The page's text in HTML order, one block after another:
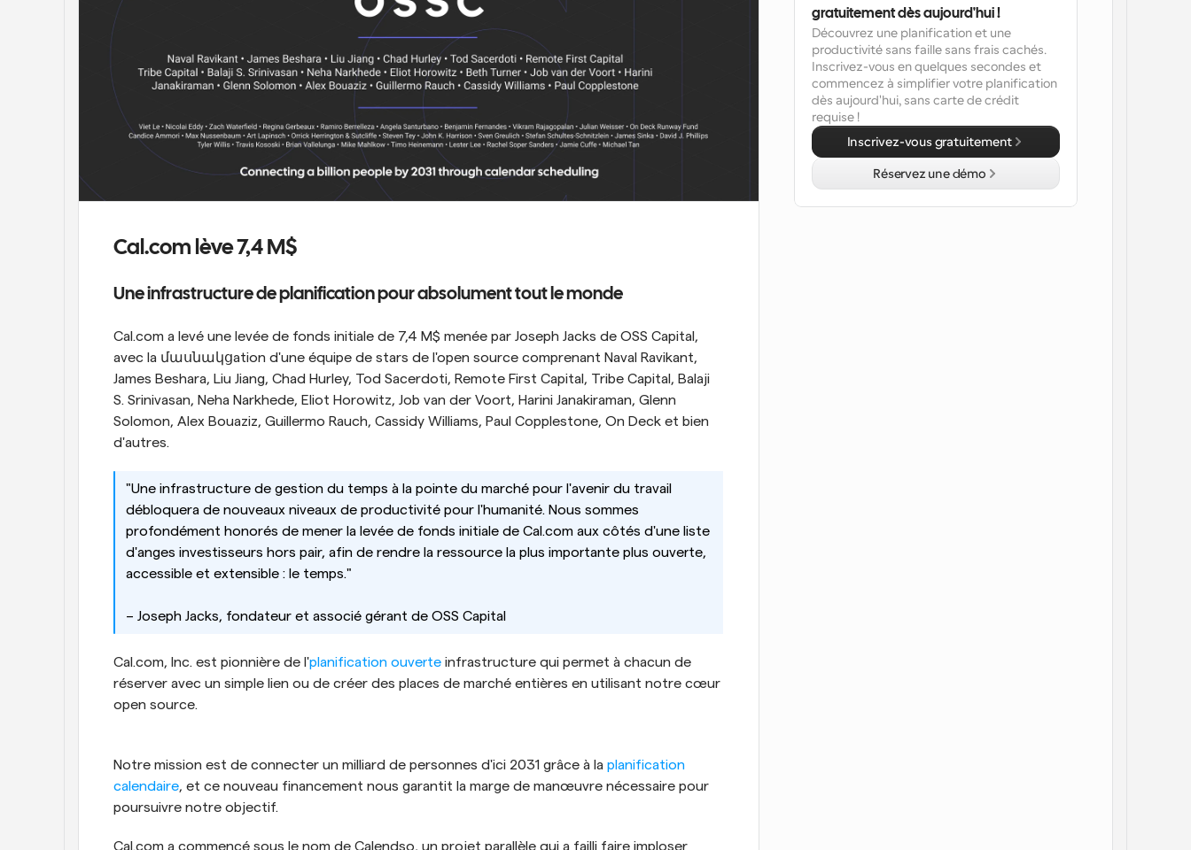
Cal.com lève 7,4 M$
Une infrastructure de planification pour absolument tout le monde
Cal.com a levé une levée de fonds initiale de 7,4 M$ menée par Joseph Jacks de OSS Capital,
avec la մասնակցation d'une équipe de stars de l'open source comprenant Naval Ravikant,
James Beshara, Liu Jiang, Chad Hurley, Tod Sacerdoti, Remote First Capital, Tribe Capital, Balaji
S. Srinivasan, Neha Narkhede, Eliot Horowitz, Job van der Voort, Harini Janakiraman, Glenn
Solomon, Alex Bouaziz, Guillermo Rauch, Cassidy Williams, Paul Copplestone, On Deck et bien
d'autres.
"Une infrastructure de gestion du temps à la pointe du marché pour l'avenir du travail
débloquera de nouveaux niveaux de productivité pour l'humanité. Nous sommes
profondément honorés de mener la levée de fonds initiale de Cal.com aux côtés d'une liste
d'anges investisseurs hors pair, afin de rendre la ressource la plus importante plus ouverte,
accessible et extensible : le temps."
– Joseph Jacks, fondateur et associé gérant de OSS Capital
Cal.com, Inc. est pionnière de l'planification ouverte infrastructure qui permet à chacun de
réserver avec un simple lien ou de créer des places de marché entières en utilisant notre cœur
open source.
Notre mission est de connecter un milliard de personnes d'ici 2031 grâce à la planification
calendaire, et ce nouveau financement nous garantit la marge de manœuvre nécessaire pour
poursuivre notre objectif.
gratuitement dès aujourd'hui !
Découvrez une planification et une
productivité sans faille sans frais cachés.
Inscrivez-vous en quelques secondes et
commencez à simplifier votre planification
dès aujourd'hui, sans carte de crédit
requise !
Inscrivez-vous gratuitement
Réservez une démo